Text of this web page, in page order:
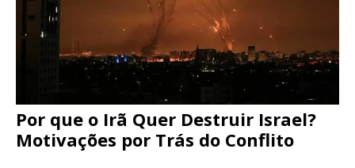
Por que o Irã Quer Destruir Israel?
Motivações por Trás do Conflito